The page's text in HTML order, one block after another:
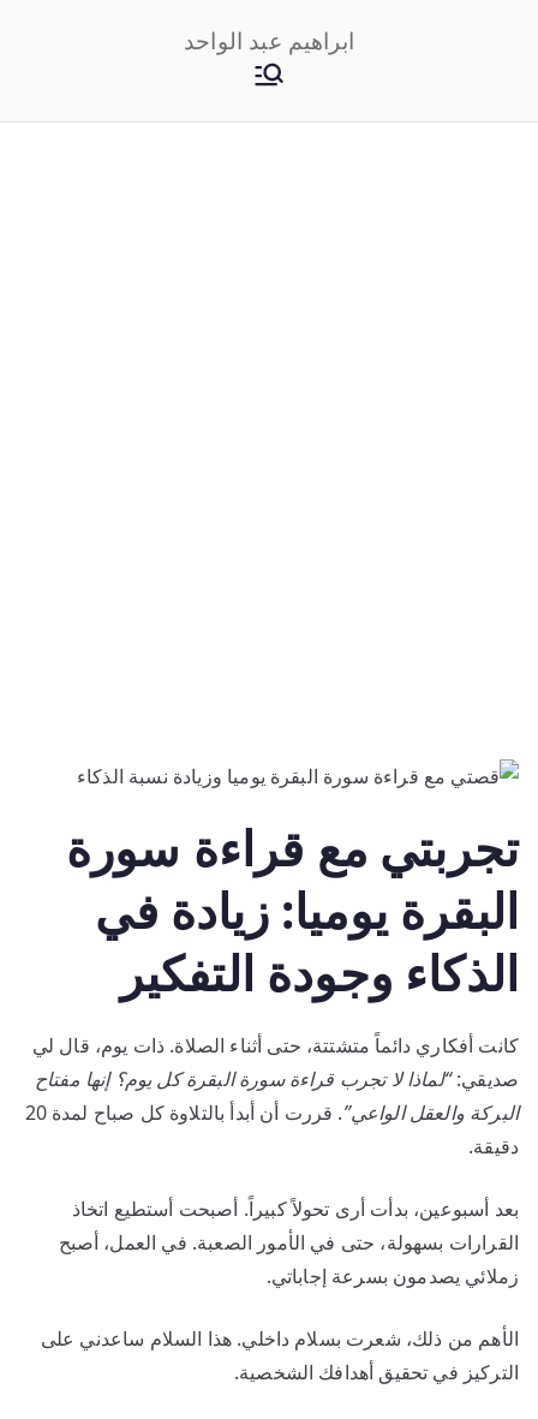
ابراهيم عبد الواحد
تجربتي مع قراءة سورة
البقرة يوميا: زيادة في
الذكاء وجودة التفكير
كانت أفكاري دائماً متشتتة، حتى أثناء الصلاة. ذات يوم، قال لي
صديقي:“لماذا لا تجرب قراءة سورة البقرة كل يوم؟ إنها مفتاح
البركة والعقل الواعي”
. قررت أن أبدأ بالتلاوة كل صباح لمدة 20
دقيقة.
بعد أسبوعين، بدأت أرى تحولاً كبيراً. أصبحت أستطيع اتخاذ
القرارات بسهولة، حتى في الأمور الصعبة. في العمل، أصبح
زملائي يصدمون بسرعة إجاباتي.
الأهم من ذلك، شعرت بسلام داخلي. هذا السلام ساعدني على
التركيز في تحقيق أهدافك الشخصية.